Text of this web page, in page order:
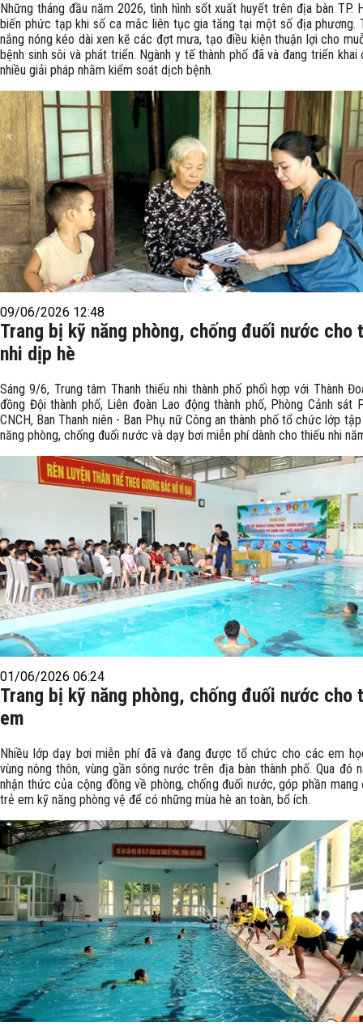
Những tháng đầu năm 2026, tình hình sốt xuất huyết trên địa bàn TP.
biến phức tạp khi số ca mắc liên tục gia tăng tại một số địa phương.
nắng nóng kéo dài xen kẽ các đợt mưa, tạo điều kiện thuận lợi cho
bệnh sinh sôi và phát triển. Ngành y tế thành phố đã và đang triển khai
nhiều giải pháp nhằm kiểm soát dịch bệnh.
09/06/2026 12:48
Trang bị kỹ năng phòng, chống đuối nước cho
nhi dịp hè
Sáng 9/6, Trung tâm Thanh thiếu nhi thành phố phối hợp với Thành
đồng Đội thành phố, Liên đoàn Lao động thành phố, Phòng Cảnh sát
CNCH, Ban Thanh niên - Ban Phụ nữ Công an thành phố tổ chức lớp
năng phòng, chống đuối nước và dạy bơi miễn phí dành cho thiếu nhi
01/06/2026 06:24
Trang bị kỹ năng phòng, chống đuối nước cho
em
Nhiều lớp dạy bơi miễn phí đã và đang được tổ chức cho các em
vùng nông thôn, vùng gần sông nước trên địa bàn thành phố. Qua đó
nhận thức của cộng đồng về phòng, chống đuối nước, góp phần mang
trẻ em kỹ năng phòng vệ để có những mùa hè an toàn, bổ ích.